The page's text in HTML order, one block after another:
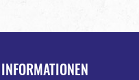
INFORMATIONEN